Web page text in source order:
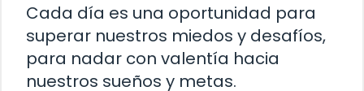
Cada día es una oportunidad para
superar nuestros miedos y desafíos,
para nadar con valentía hacia
nuestros sueños y metas.